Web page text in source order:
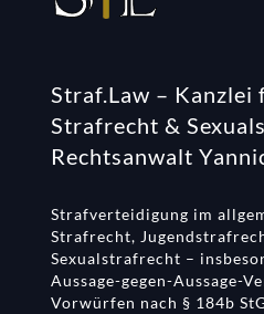
Straf.Law – Kanzlei
Strafrecht &
Rechtsanwalt
Strafverteidigung im
Strafrecht,
Sexualstrafrecht –
Aussage-gegen-Aussage-
Vorwürfen nach § 184b